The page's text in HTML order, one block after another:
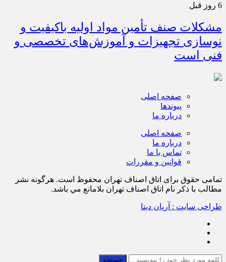
6 روز قبل
مشکلات صنف تأمین مواد اولیه باکیفیت و
نوسازی تجهیزات و آموزش‌های تخصصی و
فنی است
صفحه اصلی
پیوندها
درباره ما
صفحه اصلی
درباره ما
تماس با ما
قوانین و مقررات
تمامی حقوق برای اتاق اصناف تهران محفوظ است. هرگونه نشر
مطالب با ذكر نام اتاق اصناف تهران بلامانع مي باشد.
طراحی سایت : آریان دیتا
جستجو